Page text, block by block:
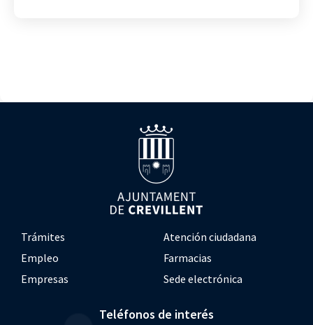
Trámites
Atención ciudadana
Empleo
Farmacias
Empresas
Sede electrónica
Teléfonos de interés